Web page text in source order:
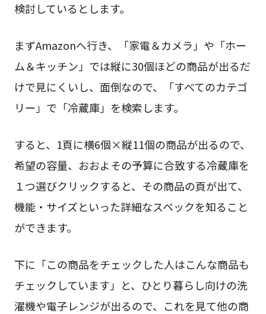
検討しているとします。
まずAmazonへ行き、「家電＆カメラ」や「ホー
ム＆キッチン」では縦に30個ほどの商品が出るだ
けで見にくいし、面倒なので、「すべてのカテゴ
リー」で「冷蔵庫」を検索します。
すると、1頁に横6個×縦11個の商品が出るので、
希望の容量、おおよその予算に合致する冷蔵庫を
１つ選びクリックすると、その商品の頁が出て、
機能・サイズといった詳細なスペックを知ること
ができます。
下に「この商品をチェックした人はこんな商品も
チェックしています」と、ひとり暮らし向けの洗
濯機や電子レンジが出るので、これを見て他の商